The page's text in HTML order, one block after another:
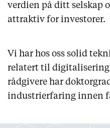
verdien på ditt selskap
attraktiv for investorer.
Vi har hos oss solid
relatert til
rådgivere har
industrierfaring innen